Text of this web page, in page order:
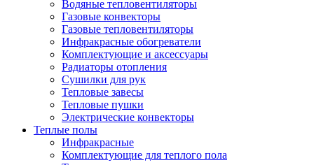
Водяные тепловентиляторы
Газовые конвекторы
Газовые тепловентиляторы
Инфракрасные обогреватели
Комплектующие и аксессуары
Радиаторы отопления
Сушилки для рук
Тепловые завесы
Тепловые пушки
Электрические конвекторы
Теплые полы
Инфракрасные
Комплектующие для теплого пола